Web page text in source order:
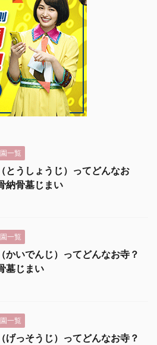
一覧
とうしょうじ）ってどんなお
納骨墓じまい
一覧
かいでんじ）ってどんなお寺？
墓じまい
一覧
げっそうじ）ってどんなお寺？